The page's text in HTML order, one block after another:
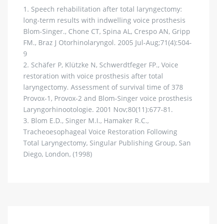
1. Speech rehabilitation after total laryngectomy:
long-term results with indwelling voice prosthesis
Blom-Singer., Chone CT, Spina AL, Crespo AN, Gripp
FM., Braz J Otorhinolaryngol. 2005 Jul-Aug;71(4):504-
9
2. Schäfer P, Klützke N, Schwerdtfeger FP., Voice
restoration with voice prosthesis after total
laryngectomy. Assessment of survival time of 378
Provox-1, Provox-2 and Blom-Singer voice prosthesis
Laryngorhinootologie. 2001 Nov;80(11):677-81.
3. Blom E.D., Singer M.I., Hamaker R.C.,
Tracheoesophageal Voice Restoration Following
Total Laryngectomy, Singular Publishing Group, San
Diego, London, (1998)